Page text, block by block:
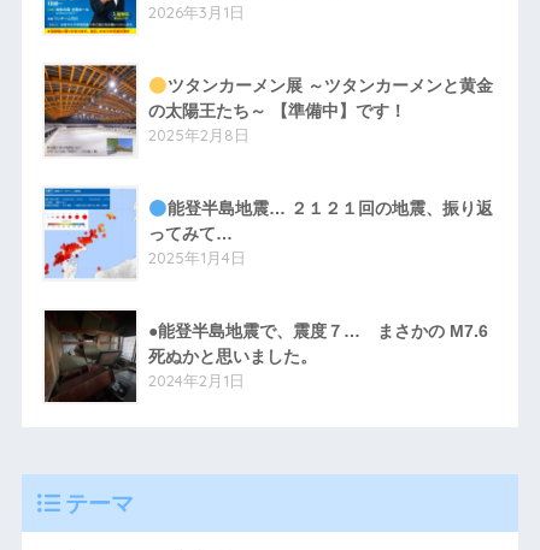
2026年3月1日
ツタンカーメン展 ～ツタンカーメンと黄金
の太陽王たち～ 【準備中】です！
2025年2月8日
能登半島地震… ２１２１回の地震、振り返
ってみて…
2025年1月4日
●能登半島地震で、震度７… まさかの M7.6
死ぬかと思いました。
2024年2月1日
テーマ